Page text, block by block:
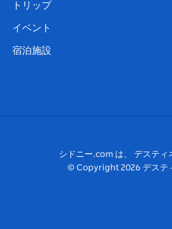
トリップ
イベント
宿泊施設
シドニー.com は、 デスティ
© Copyright 2026 デステ